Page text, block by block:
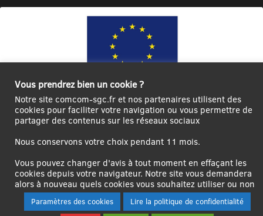
Ce site internet a été cofinancé par l’Union européenne avec le Fonds
Européen de Développement Régional à hauteur de 12 572€
déconnecter
Créer un
utilisateur
Contact
Plan
site
Vous prendrez bien un cookie ?
Notre site comcom-sgc.fr et nos partenaires utilisent des
cookies pour faciliter votre navigation ou vous permettre de
partager des contenus sur les réseaux sociaux
Nous conservons votre choix pendant 11 mois.
Vous pouvez changer d'avis à tout moment en effaçant les
cookies depuis votre navigateur. Notre site vous demandera
alors à nouveau quels cookies vous souhaitez utiliser ou non
Paramètres des cookies Lire la politique de confidentialité